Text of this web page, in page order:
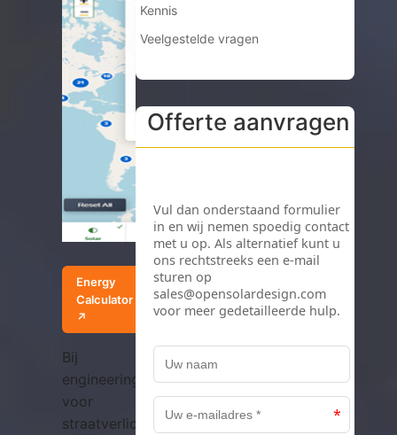
Energy
Calculator
↗
Bij
engineeringprojecten
voor
straatverlichting
Kennis
Veelgestelde vragen
Offerte aanvragen